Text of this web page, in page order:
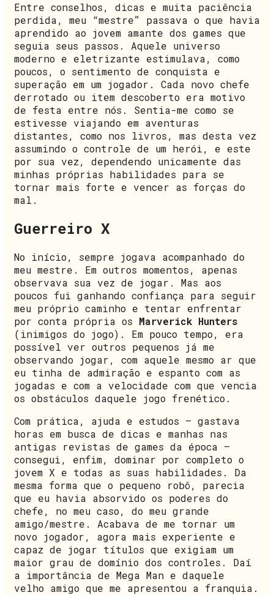
Entre conselhos, dicas e muita paciência
perdida, meu “mestre” passava o que havia
aprendido ao jovem amante dos games que
seguia seus passos. Aquele universo
moderno e eletrizante estimulava, como
poucos, o sentimento de conquista e
superação em um jogador. Cada novo chefe
derrotado ou item descoberto era motivo
de festa entre nós. Sentia-me como se
estivesse viajando em aventuras
distantes, como nos livros, mas desta vez
assumindo o controle de um herói, e este
por sua vez, dependendo unicamente das
minhas próprias habilidades para se
tornar mais forte e vencer as forças do
mal.
Guerreiro X
No início, sempre jogava acompanhado do
meu mestre. Em outros momentos, apenas
observava sua vez de jogar. Mas aos
poucos fui ganhando confiança para seguir
meu próprio caminho e tentar enfrentar
por conta própria os Marverick Hunters
(inimigos do jogo). Em pouco tempo, era
possível ver outros pequenos já me
observando jogar, com aquele mesmo ar que
eu tinha de admiração e espanto com as
jogadas e com a velocidade com que vencia
os obstáculos daquele jogo frenético.
Com prática, ajuda e estudos — gastava
horas em busca de dicas e manhas nas
antigas revistas de games da época —
consegui, enfim, dominar por completo o
jovem X e todas as suas habilidades. Da
mesma forma que o pequeno robô, parecia
que eu havia absorvido os poderes do
chefe, no meu caso, do meu grande
amigo/mestre. Acabava de me tornar um
novo jogador, agora mais experiente e
capaz de jogar títulos que exigiam um
maior grau de domínio dos controles. Daí
a importância de Mega Man e daquele
velho amigo que me apresentou a franquia.